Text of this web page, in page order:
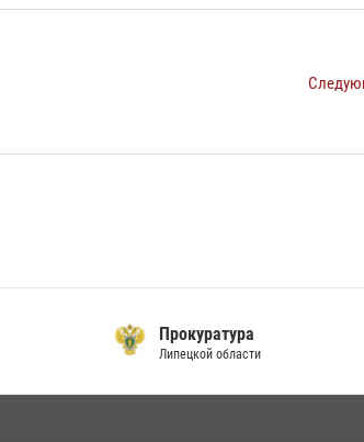
Прокуратура
Липецкой области